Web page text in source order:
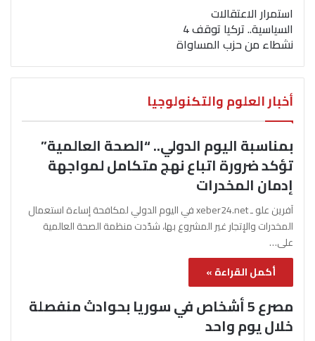
استمرار الاعتقالات
السياسية.. تركيا توقف 4
نشطاء من حزب المساواة
أخبار العلوم والتكنولوجيا
بمناسبة اليوم الدولي.. “الصحة العالمية”
تؤكد ضرورة اتباع نهج متكامل لمواجهة
إدمان المخدرات
آفرين علو ـ xeber24.net في اليوم الدولي لمكافحة إساءة استعمال
المخدرات والإتجار غير المشروع بها، شدّدت منظمة الصحة العالمية
على…
أكمل القراءة »
مصرع 5 أشخاص في سوريا بحوادث منفصلة
خلال يوم واحد